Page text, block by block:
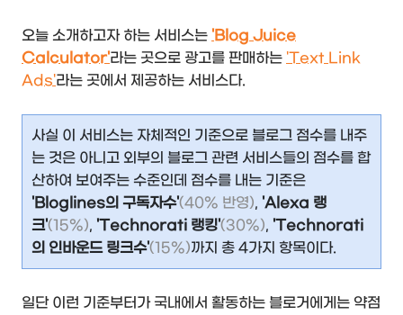
오늘 소개하고자 하는 서비스는 'Blog Juice
Calculator'라는 곳으로 광고를 판매하는 'Text Link
Ads'라는 곳에서 제공하는 서비스다.
사실 이 서비스는 자체적인 기준으로 블로그 점수를 내주
는 것은 아니고 외부의 블로그 관련 서비스들의 점수를 합
산하여 보여주는 수준인데 점수를 내는 기준은
'Bloglines의 구독자수'(40% 반영), 'Alexa 랭
크'(15%), 'Technorati 랭킹'(30%), 'Technorati
의 인바운드 링크수'(15%)까지 총 4가지 항목이다.
일단 이런 기준부터가 국내에서 활동하는 블로거에게는 약점